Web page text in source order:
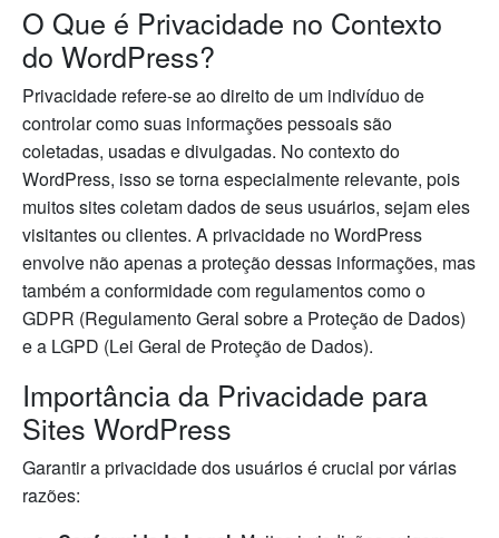
O Que é Privacidade no Contexto
do WordPress?
Privacidade refere-se ao direito de um indivíduo de
controlar como suas informações pessoais são
coletadas, usadas e divulgadas. No contexto do
WordPress, isso se torna especialmente relevante, pois
muitos sites coletam dados de seus usuários, sejam eles
visitantes ou clientes. A privacidade no WordPress
envolve não apenas a proteção dessas informações, mas
também a conformidade com regulamentos como o
GDPR (Regulamento Geral sobre a Proteção de Dados)
e a LGPD (Lei Geral de Proteção de Dados).
Importância da Privacidade para
Sites WordPress
Garantir a privacidade dos usuários é crucial por várias
razões: